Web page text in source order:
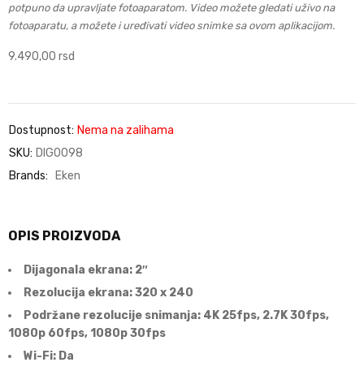
potpuno da upravljate fotoaparatom. Video možete gledati uživo na
fotoaparatu, a možete i uređivati video snimke sa ovom aplikacijom.
9.490,00 rsd
Dostupnost: Nema na zalihama
SKU: DIG0098
Brands:
Eken
OPIS PROIZVODA
Dijagonala ekrana: 2″
Rezolucija ekrana: 320 x 240
Podržane rezolucije snimanja: 4K 25fps, 2.7K 30fps,
1080p 60fps, 1080p 30fps
Wi-Fi: Da